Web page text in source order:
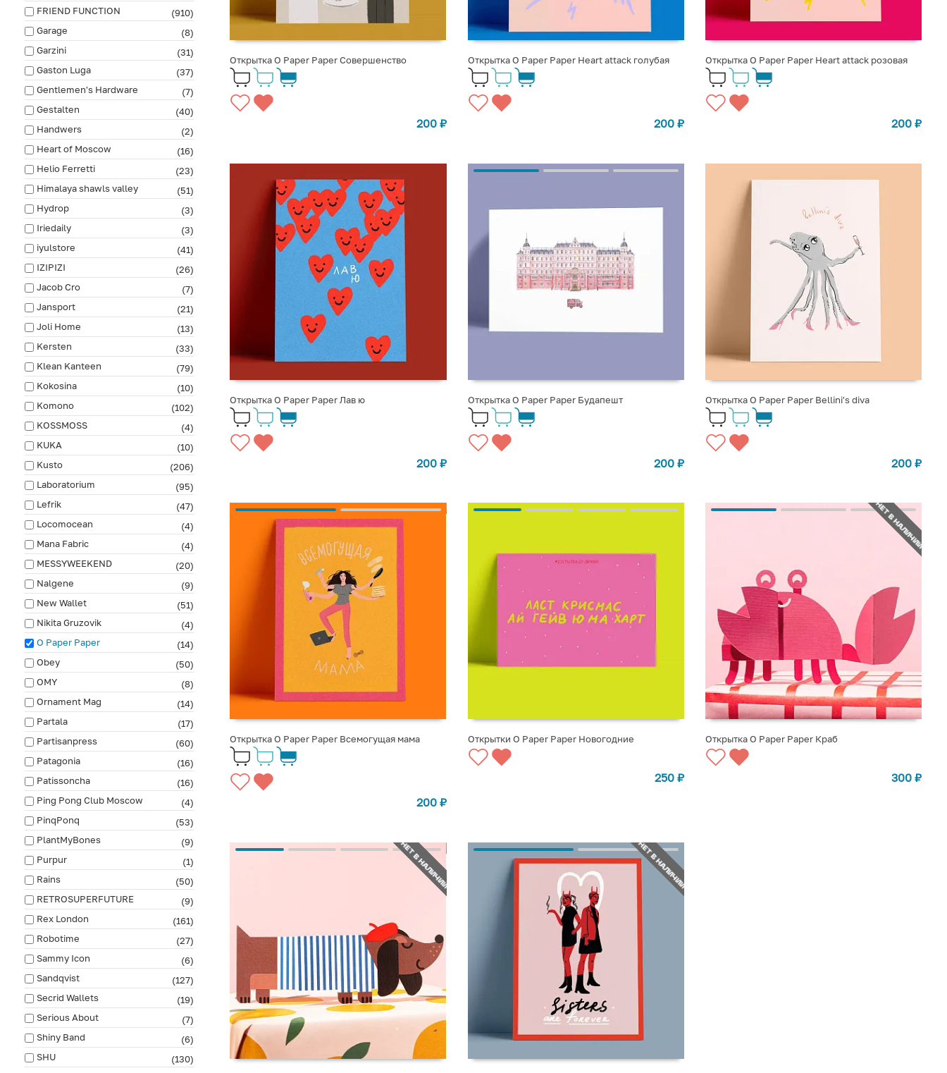
FRIEND FUNCTION
(910)
Garage
(8)
Garzini
(31)
Gaston Luga
(37)
Gentlemen's Hardware
(7)
Gestalten
(40)
Handwers
(2)
Heart of Moscow
(16)
Helio Ferretti
(23)
Himalaya shawls valley
(51)
Hydrop
(3)
Iriedaily
(3)
iyulstore
(41)
IZIPIZI
(26)
Jacob Cro
(7)
Jansport
(21)
Joli Home
(13)
Kersten
(33)
Klean Kanteen
(79)
Kokosina
(10)
Komono
(102)
KOSSMOSS
(4)
KUKA
(10)
Kusto
(206)
Laboratorium
(95)
Lefrik
(47)
Locomocean
(4)
Mana Fabric
(4)
MESSYWEEKEND
(20)
Nalgene
(9)
New Wallet
(51)
Nikita Gruzovik
(4)
O Paper Paper
(14)
Obey
(50)
OMY
(8)
Ornament Mag
(14)
Partala
(17)
Partisanpress
(60)
Patagonia
(16)
Patissoncha
(16)
Ping Pong Club Moscow
(4)
PinqPonq
(53)
PlantMyBones
(9)
Purpur
(1)
Rains
(50)
RETROSUPERFUTURE
(9)
Rex London
(161)
Robotime
(27)
Sammy Icon
(6)
Sandqvist
(127)
Secrid Wallets
(19)
Serious About
(7)
Shiny Band
(6)
SHU
(130)
Открытка O Paper Paper Совершенство
200 ₽
Открытка O Paper Paper Heart attack голубая
200 ₽
Открытка O Paper Paper Heart attack розовая
200 ₽
Открытка O Paper Paper Лав ю
200 ₽
Открытка O Paper Paper Будапешт
200 ₽
Открытка O Paper Paper Bellini's diva
200 ₽
Открытка O Paper Paper Всемогущая мама
200 ₽
Открытки O Paper Paper Новогодние
250 ₽
НЕТ В НАЛИЧИИ
СООБЩИТЬ О ПОСТУПЛЕНИИ
Открытка O Paper Paper Краб
300 ₽
НЕТ В НАЛИЧИИ НЕТ В НАЛИЧИИ